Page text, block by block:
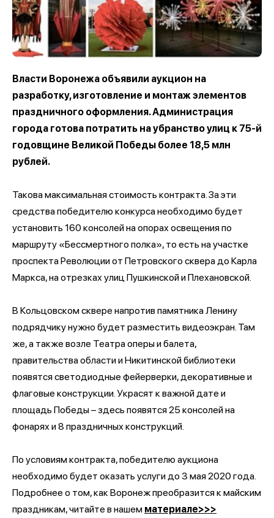
Власти Воронежа объявили аукцион на
разработку, изготовление и монтаж элементов
праздничного оформления. Администрация
города готова потратить на убранство улиц к 75-й
годовщине Великой Победы более 18,5 млн
рублей.
Такова максимальная стоимость контракта. За эти
средства победителю конкурса необходимо будет
установить 160 консолей на опорах освещения по
маршруту «Бессмертного полка», то есть на участке
проспекта Революции от Петровского сквера до Карла
Маркса, на отрезках улиц Пушкинской и Плехановской.
В Кольцовском сквере напротив памятника Ленину
подрядчику нужно будет разместить видеоэкран. Там
же, а также возле Театра оперы и балета,
правительства области и Никитинской библиотеки
появятся светодиодные фейерверки, декоративные и
флаговые конструкции. Украсят к важной дате и
площадь Победы – здесь появятся 25 консолей на
фонарях и 8 праздничных конструкций.
По условиям контракта, победителю аукциона
необходимо будет оказать услуги до 3 мая 2020 года.
Подробнее о том, как Воронеж преобразится к майским
праздникам, читайте в нашем материале>>>